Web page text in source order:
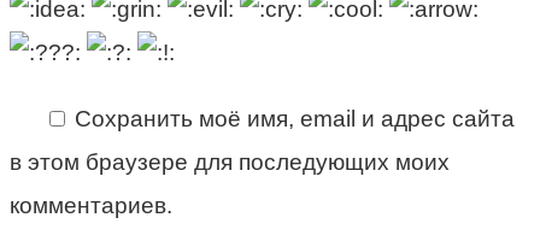
Сохранить моё имя, email и адрес сайта
в этом браузере для последующих моих
комментариев.